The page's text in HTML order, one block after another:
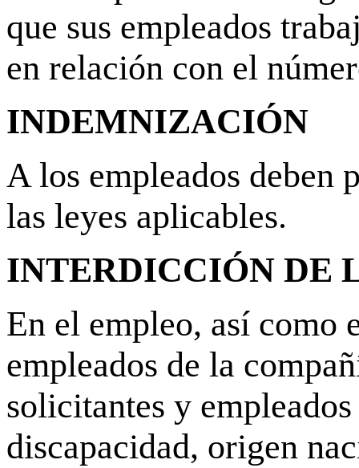
que sus empleados
en relación con el
INDEMNIZACIÓN
A los empleados deben
las leyes aplicables.
INTERDICCIÓN DE
En el empleo, así como
empleados de la
solicitantes y
discapacidad, origen